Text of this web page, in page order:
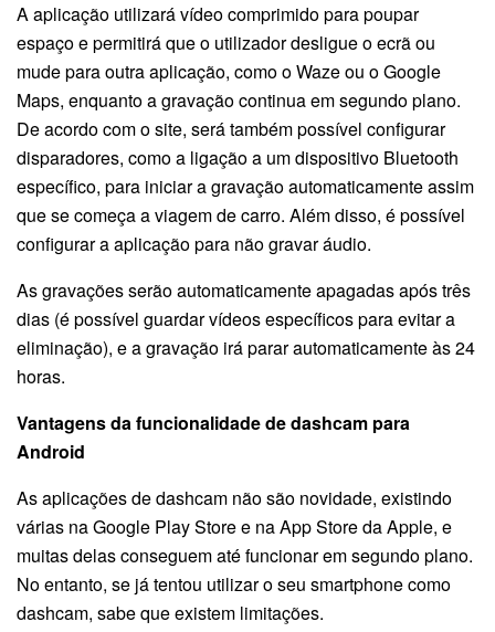
A aplicação utilizará vídeo comprimido para poupar
espaço e permitirá que o utilizador desligue o ecrã ou
mude para outra aplicação, como o Waze ou o Google
Maps, enquanto a gravação continua em segundo plano.
De acordo com o site, será também possível configurar
disparadores, como a ligação a um dispositivo Bluetooth
específico, para iniciar a gravação automaticamente assim
que se começa a viagem de carro. Além disso, é possível
configurar a aplicação para não gravar áudio.
As gravações serão automaticamente apagadas após três
dias (é possível guardar vídeos específicos para evitar a
eliminação), e a gravação irá parar automaticamente às 24
horas.
Vantagens da funcionalidade de dashcam para
Android
As aplicações de dashcam não são novidade, existindo
várias na Google Play Store e na App Store da Apple, e
muitas delas conseguem até funcionar em segundo plano.
No entanto, se já tentou utilizar o seu smartphone como
dashcam, sabe que existem limitações.